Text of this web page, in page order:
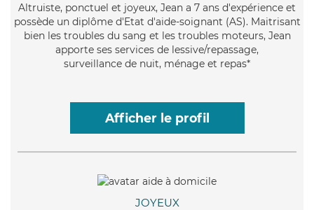
Altruiste, ponctuel et joyeux, Jean a 7 ans d'expérience et
possède un diplôme d'Etat d'aide-soignant (AS). Maitrisant
bien les troubles du sang et les troubles moteurs, Jean
apporte ses services de lessive/repassage,
surveillance de nuit, ménage et repas*
Afficher le profil
JOYEUX